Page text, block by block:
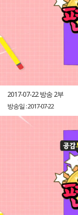
2017-07-22 방송 2부
방송일 : 2017-07-22